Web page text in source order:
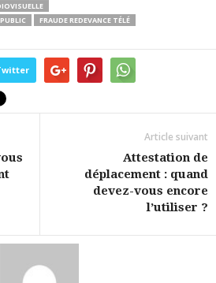
FRAUDE REDEVANCE TÉLÉ
Article suivant
Attestation de
déplacement : quand
devez-vous encore
l’utiliser ?